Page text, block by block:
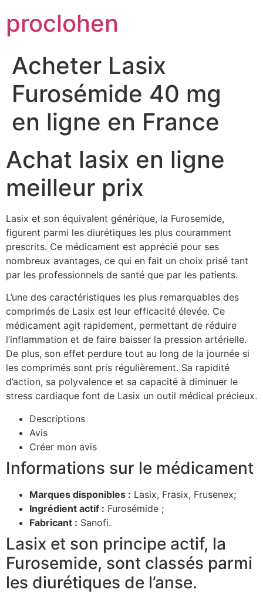
to
content
proclohen
Acheter Lasix
Furosémide 40 mg
en ligne en France
Achat lasix en ligne
meilleur prix
Lasix et son équivalent générique, la Furosemide,
figurent parmi les diurétiques les plus couramment
prescrits. Ce médicament est apprécié pour ses
nombreux avantages, ce qui en fait un choix prisé tant
par les professionnels de santé que par les patients.
L’une des caractéristiques les plus remarquables des
comprimés de Lasix est leur efficacité élevée. Ce
médicament agit rapidement, permettant de réduire
l’inflammation et de faire baisser la pression artérielle.
De plus, son effet perdure tout au long de la journée si
les comprimés sont pris régulièrement. Sa rapidité
d’action, sa polyvalence et sa capacité à diminuer le
stress cardiaque font de Lasix un outil médical précieux.
Descriptions
Avis
Créer mon avis
Informations sur le médicament
Marques disponibles : Lasix, Frasix, Frusenex;
Ingrédient actif : Furosémide ;
Fabricant : Sanofi.
Lasix et son principe actif, la
Furosemide, sont classés parmi
les diurétiques de l’anse.